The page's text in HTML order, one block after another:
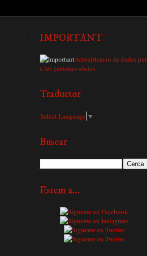
IMPORTANT
Actualització de dades per
a les persones sòcies
Traductor
Select Language ▼
Buscar
Estem a...